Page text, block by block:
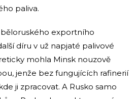
paliva.
exportního
díru v už napjaté palivové
mohla Minsk nouzově
jenže bez fungujících rafinerií
ji zpracovat. A Rusko samo